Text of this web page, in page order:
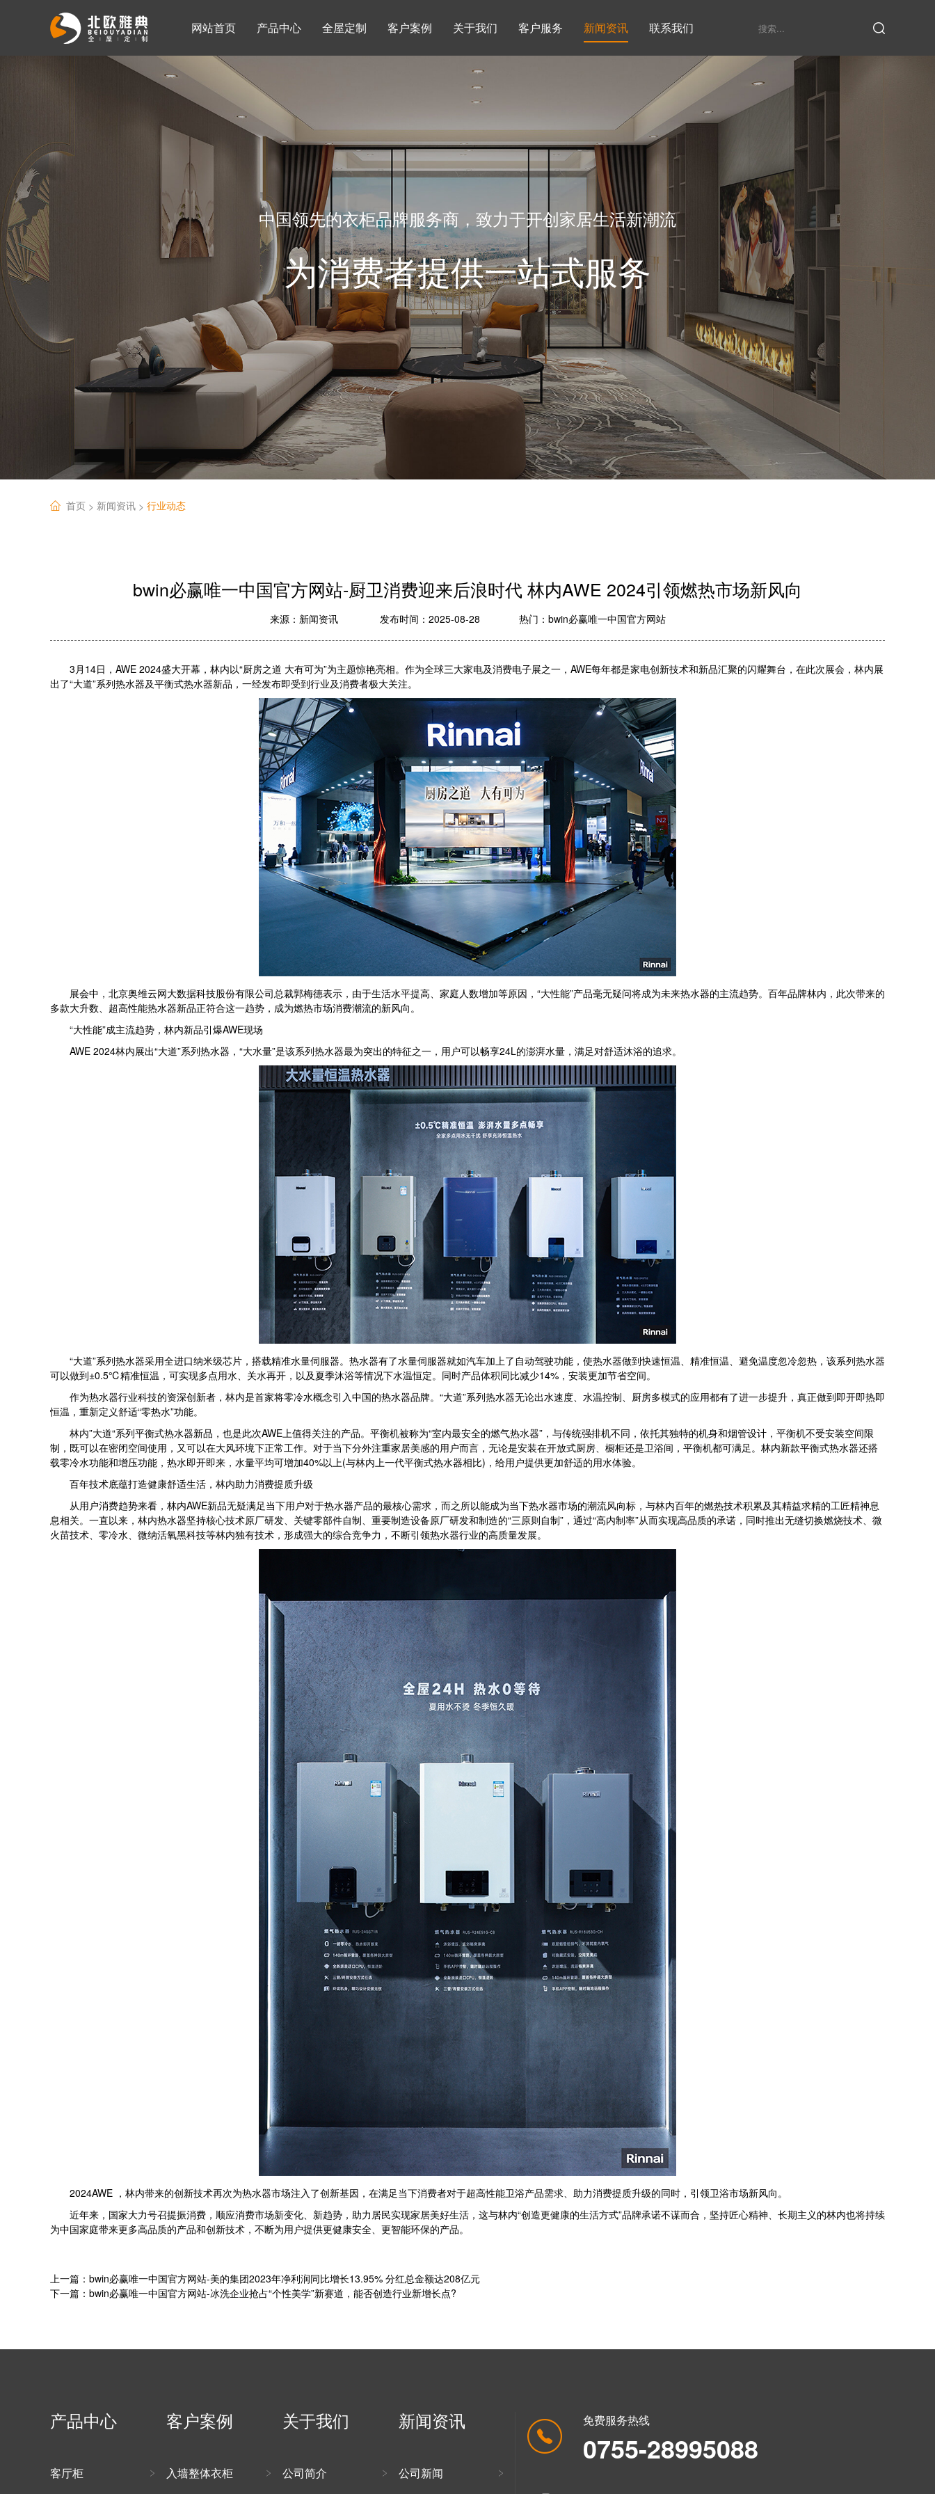
网站首页 产品中心
衣帽间
全屋定制 客户案例
书柜系列 酒柜系列 鞋柜系列
关于我们
公司简介 发展历程
客户服务 新闻资讯
公司新闻 家具定制厂家
联系我们
中国领先的衣柜品牌服务商，致力于开创家居生活新潮流
为消费者提供一站式服务
首页 > 新闻资讯 > 行业动态
bwin必赢唯一中国官方网站-厨卫消费迎来后浪时代 林内AWE 2024引领燃热市场新风向
来源： 新闻资讯 发布时间：2025-08-28 热门： bwin必赢唯一中国官方网站
3月14日，AWE 2024盛大开幕，林内以“厨房之道 大有可为”为主题惊艳亮相。作为全球三大家电及消费电子展之一，AWE每年都是家电创新技术和新品汇聚的闪耀舞台，在此次展会，林内展
出了“大道”系列热水器及平衡式热水器新品，一经发布即受到行业及消费者极大关注。
展会中，北京奥维云网大数据科技股份有限公司总裁郭梅德表示，由于生活水平提高、家庭人数增加等原因，“大性能”产品毫无疑问将成为未来热水器的主流趋势。百年品牌林内，此次带来的
多款大升数、超高性能热水器新品正符合这一趋势，成为燃热市场消费潮流的新风向。
“大性能”成主流趋势，林内新品引爆AWE现场
AWE 2024林内展出“大道”系列热水器，“大水量”是该系列热水器最为突出的特征之一，用户可以畅享24L的澎湃水量，满足对舒适沐浴的追求。
“大道”系列热水器采用全进口纳米级芯片，搭载精准水量伺服器。热水器有了水量伺服器就如汽车加上了自动驾驶功能，使热水器做到快速恒温、精准恒温、避免温度忽冷忽热，该系列热水器
可以做到±0.5℃精准恒温，可实现多点用水、关水再开，以及夏季沐浴等情况下水温恒定。同时产品体积同比减少14%，安装更加节省空间。
作为热水器行业科技的资深创新者，林内是首家将零冷水概念引入中国的热水器品牌。“大道”系列热水器无论出水速度、水温控制、厨房多模式的应用都有了进一步提升，真正做到即开即热即
恒温，重新定义舒适“零热水”功能。
林内”大道“系列平衡式热水器新品，也是此次AWE上值得关注的产品。平衡机被称为“室内最安全的燃气热水器”，与传统强排机不同，依托其独特的机身和烟管设计，平衡机不受安装空间限
制，既可以在密闭空间使用，又可以在大风环境下正常工作。对于当下分外注重家居美感的用户而言，无论是安装在开放式厨房、橱柜还是卫浴间，平衡机都可满足。林内新款平衡式热水器还搭
载零冷水功能和增压功能，热水即开即来，水量平均可增加40%以上(与林内上一代平衡式热水器相比)，给用户提供更加舒适的用水体验。
百年技术底蕴打造健康舒适生活，林内助力消费提质升级
从用户消费趋势来看，林内AWE新品无疑满足当下用户对于热水器产品的最核心需求，而之所以能成为当下热水器市场的潮流风向标，与林内百年的燃热技术积累及其精益求精的工匠精神息
息相关。一直以来，林内热水器坚持核心技术原厂研发、关键零部件自制、重要制造设备原厂研发和制造的“三原则自制”，通过“高内制率”从而实现高品质的承诺，同时推出无缝切换燃烧技术、微
火苗技术、零冷水、微纳活氧黑科技等林内独有技术，形成强大的综合竞争力，不断引领热水器行业的高质量发展。
2024AWE ，林内带来的创新技术再次为热水器市场注入了创新基因，在满足当下消费者对于超高性能卫浴产品需求、助力消费提质升级的同时，引领卫浴市场新风向。
近年来，国家大力号召提振消费，顺应消费市场新变化、新趋势，助力居民实现家居美好生活，这与林内“创造更健康的生活方式”品牌承诺不谋而合，坚持匠心精神、长期主义的林内也将持续
为中国家庭带来更多高品质的产品和创新技术，不断为用户提供更健康安全、更智能环保的产品。
上一篇：bwin必赢唯一中国官方网站-美的集团2023年净利润同比增长13.95% 分红总金额达208亿元
下一篇：bwin必赢唯一中国官方网站-冰洗企业抢占“个性美学”新赛道，能否创造行业新增长点?
产品中心
客厅柜
客户案例
入墙整体衣柜
关于我们
公司简介
新闻资讯
公司新闻
免费服务热线
0755-28995088